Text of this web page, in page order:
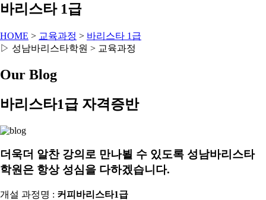
바리스타 1급
HOME > 교육과정 > 바리스타 1급
▷ 성남바리스타학원 > 교육과정
Our Blog
바리스타1급 자격증반
더욱더 알찬 강의로 만나뵐 수 있도록 성남바리스타
학원은 항상 성심을 다하겠습니다.
개설 과정명 : 커피바리스타1급